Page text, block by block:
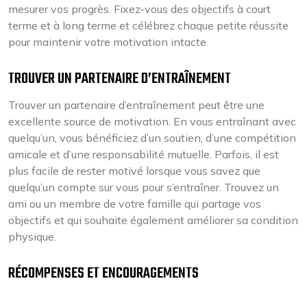
mesurer vos progrès. Fixez-vous des objectifs à court
terme et à long terme et célébrez chaque petite réussite
pour maintenir votre motivation intacte.
TROUVER UN PARTENAIRE D’ENTRAÎNEMENT
Trouver un partenaire d’entraînement peut être une
excellente source de motivation. En vous entraînant avec
quelqu’un, vous bénéficiez d’un soutien, d’une compétition
amicale et d’une responsabilité mutuelle. Parfois, il est
plus facile de rester motivé lorsque vous savez que
quelqu’un compte sur vous pour s’entraîner. Trouvez un
ami ou un membre de votre famille qui partage vos
objectifs et qui souhaite également améliorer sa condition
physique.
RÉCOMPENSES ET ENCOURAGEMENTS